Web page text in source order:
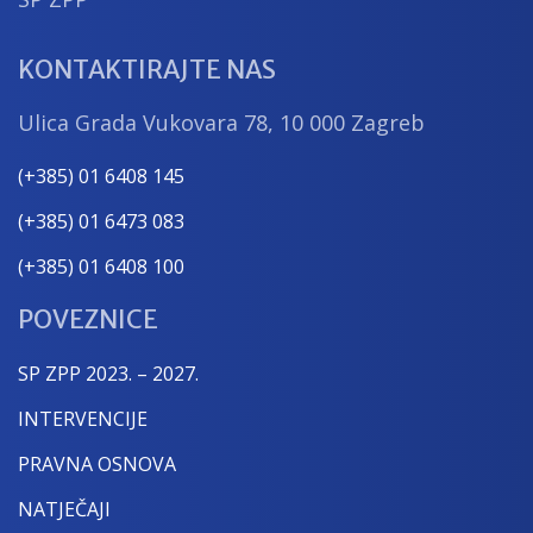
KONTAKTIRAJTE NAS
Ulica Grada Vukovara 78, 10 000 Zagreb
(+385) 01 6408 145
(+385) 01 6473 083
(+385) 01 6408 100
POVEZNICE
SP ZPP 2023. – 2027.
INTERVENCIJE
PRAVNA OSNOVA
NATJEČAJI